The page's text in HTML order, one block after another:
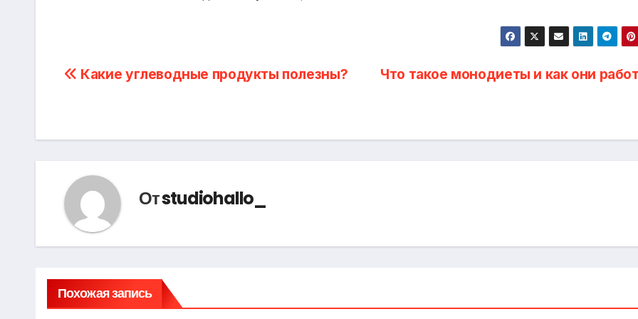
Навигация
записям
Что такое монодиеты и как они
Какие углеводные продукты полезны?
Отstudiohallo_
Похожая запись